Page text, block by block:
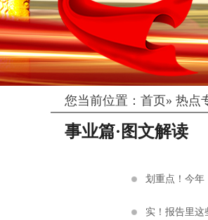
您当前位置： 首页» 热点
事业篇·图文解读
划重点！今年
实！报告里这